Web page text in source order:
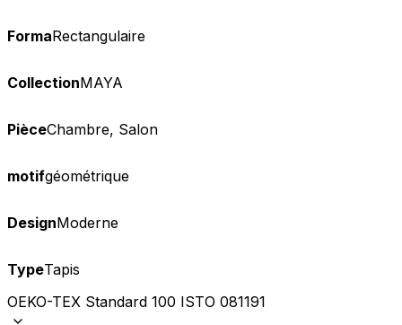
FormaRectangulaire
CollectionMAYA
PièceChambre, Salon
motifgéométrique
DesignModerne
TypeTapis
OEKO-TEX Standard 100 ISTO 081191